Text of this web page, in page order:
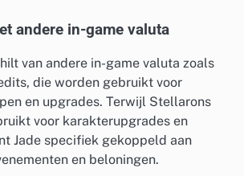
andere in-game valuta
van andere in-game valuta zoals
die worden gebruikt voor
en upgrades. Terwijl Stellarons
voor karakterupgrades en
Jade specifiek gekoppeld aan
en beloningen.